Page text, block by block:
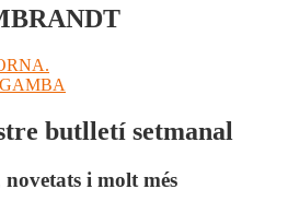
butlletí setmanal
novetats i molt més